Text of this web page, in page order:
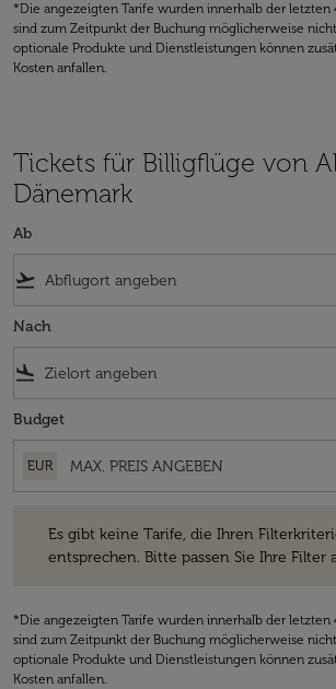
*Die angezeigten Tarife wurden innerhalb der letzten
sind zum Zeitpunkt der Buchung möglicherweise
optionale Produkte und Dienstleistungen können
Kosten anfallen.
Tickets für Billigflüge von
Dänemark
Ab
flight_takeoff
Nach
flight_land
Budget
EUR
Es gibt keine Tarife, die Ihren
entsprechen. Bitte passen Sie Ihre Filter
*Die angezeigten Tarife wurden innerhalb der letzten
sind zum Zeitpunkt der Buchung möglicherweise
optionale Produkte und Dienstleistungen können
Kosten anfallen.